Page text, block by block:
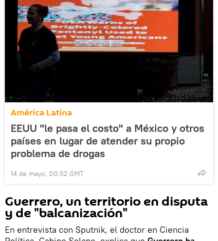
América Latina
EEUU "le pasa el costo" a México y otros
países en lugar de atender su propio
problema de drogas
14 de mayo, 00:52 GMT
Guerrero, un territorio en disputa
y de "balcanización"
En entrevista con Sputnik, el doctor en Ciencia